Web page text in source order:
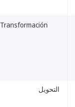
Transformación
التحويل